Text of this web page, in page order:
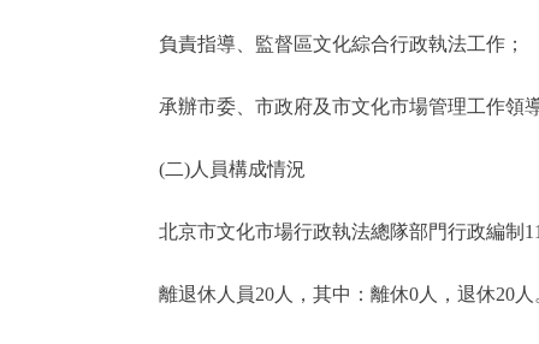
DEUTSCH
ESPAÑOL
ITALIANO
負責指導、監督區文化綜合行政執法工作；
承辦市委、市政府及市文化市場管理工作領導
(二)人員構成情況
北京市文化市場行政執法總隊部門行政編制
離退休人員20人，其中：離休0人，退休20人